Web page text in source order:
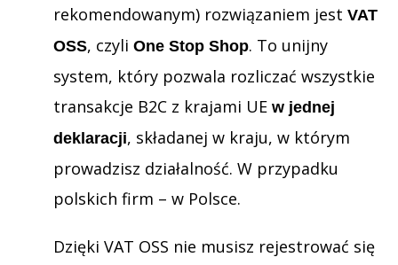
rekomendowanym) rozwiązaniem jest VAT
OSS, czyli One Stop Shop. To unijny
system, który pozwala rozliczać wszystkie
transakcje B2C z krajami UE w jednej
deklaracji, składanej w kraju, w którym
prowadzisz działalność. W przypadku
polskich firm – w Polsce.
Dzięki VAT OSS nie musisz rejestrować się